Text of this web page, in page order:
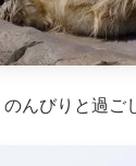
んびりと過ご